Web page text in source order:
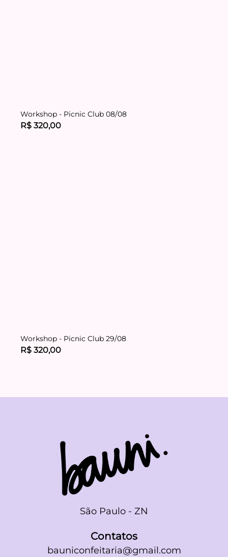
Workshop - Picnic Club 08/08
R$ 320,00
Workshop - Picnic Club 29/08
R$ 320,00
São Paulo - ZN
Contatos
bauniconfeitaria@gmail.com